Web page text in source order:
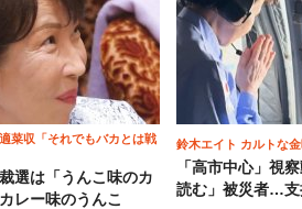
菜収「それでもバカとは戦
選は「うんこ味のカ
レー味のうんこ
鈴木エイト カルトな金
「高市中心」視
読む」被災者…支